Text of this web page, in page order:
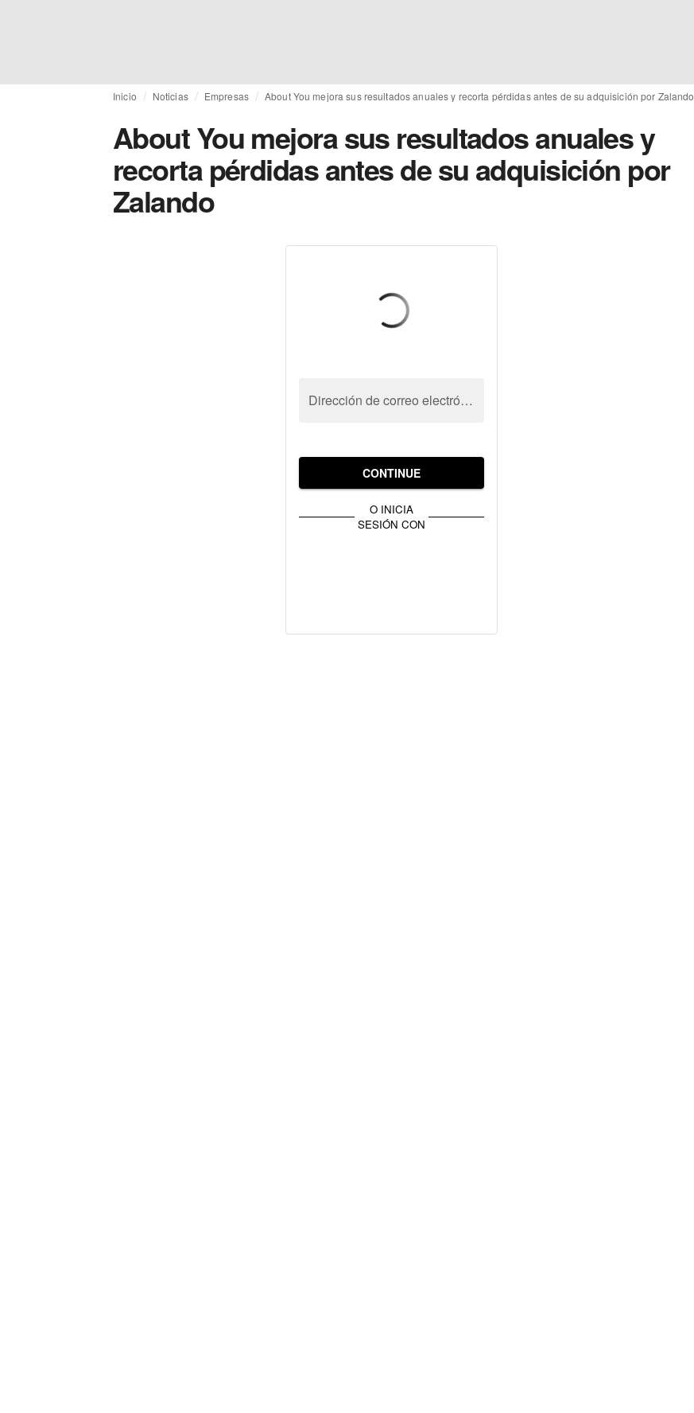
Inicio Noticias Empresas About You mejora sus resultados anuales y recorta pérdidas antes de su adquisición por Zalando
About You mejora sus resultados anuales y
recorta pérdidas antes de su adquisición por
Zalando
Dirección de correo electrónico
CONTINUE
O INICIA
SESIÓN CON